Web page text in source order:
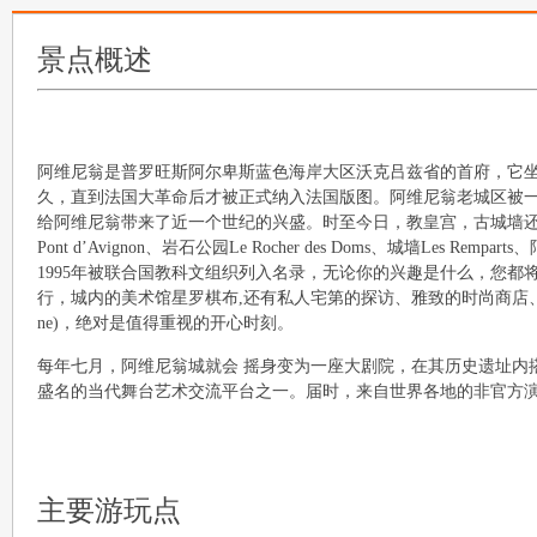
景点概述
阿维尼翁是普罗旺斯阿尔卑斯蓝色海岸大区沃克吕兹省的首府，
久，直到法国大革命后才被正式纳入法国版图。阿维尼翁老城区被
给阿维尼翁带来了近一个世纪的兴盛。时至今日，教皇宫，古城墙
Pont d’Avignon、岩石公园Le Rocher des Doms、城墙Les
1995年被联合国教科文组织列入名录，无论你的兴趣是什么，您
行，城内的美术馆星罗棋布,还有私人宅第的探访、雅致的时尚商店
ne)，绝对是值得重视的开心时刻。
每年七月，阿维尼翁城就会 摇身变为一座大剧院，在其历史遗址
盛名的当代舞台艺术交流平台之一。届时，来自世界各地的非官
主要游玩点